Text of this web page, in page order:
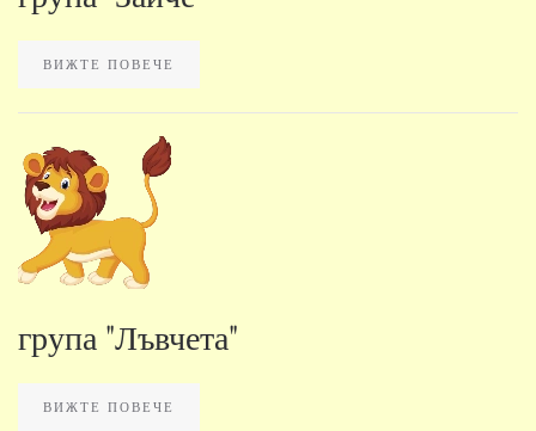
ВИЖТЕ ПОВЕЧЕ
група "Лъвчета"
ВИЖТЕ ПОВЕЧЕ